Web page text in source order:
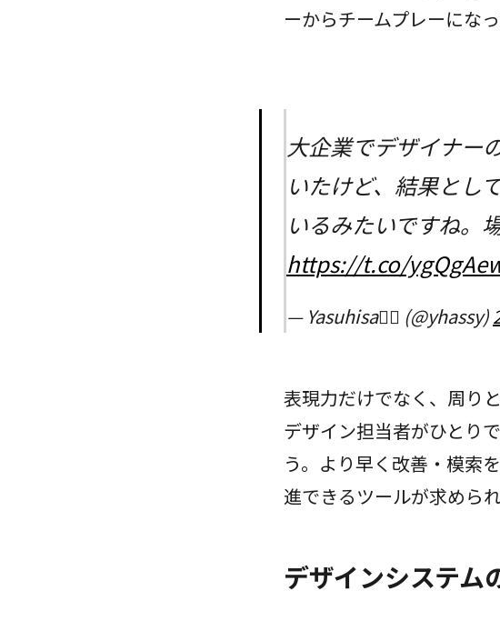
ーからチームプレーにな
大企業でデザイナー
いたけど、結果とし
いるみたいですね。
https://t.co/
— Yasuhisa🧞‍♂️ (@yhassy)
表現力だけでなく、周り
デザイン担当者がひとり
う。より早く改善・模索
進できるツールが求められ
デザインシステム